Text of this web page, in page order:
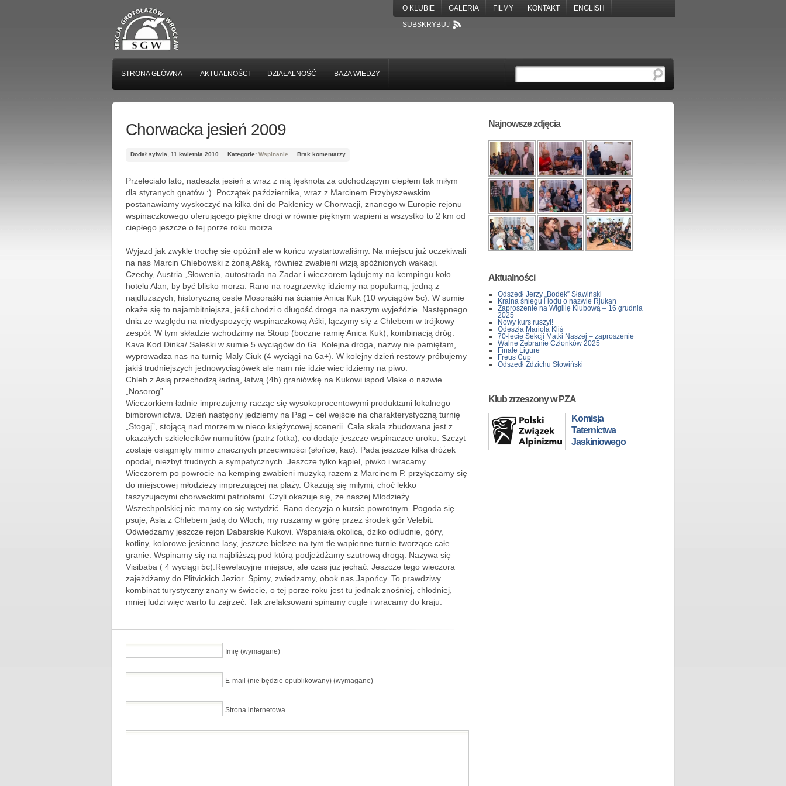
O KLUBIE GALERIA FILMY KONTAKT
ENGLISH
SUBSKRYBUJ
STRONA GŁÓWNA AKTUALNOŚCI DZIAŁALNOŚĆ BAZA WIEDZY
Chorwacka jesień 2009
Dodał sylwia, 11 kwietnia 2010 Kategorie: Wspinanie Brak komentarzy
Przeleciało lato, nadeszła jesień a wraz z nią tęsknota za odchodzącym ciepłem tak miłym
dla styranych gnatów :). Początek października, wraz z Marcinem Przybyszewskim
postanawiamy wyskoczyć na kilka dni do Paklenicy w Chorwacji, znanego w Europie rejonu
wspinaczkowego oferującego piękne drogi w równie pięknym wapieni a wszystko to 2 km od
ciepłego jeszcze o tej porze roku morza.
Wyjazd jak zwykle trochę sie opóźnił ale w końcu wystartowaliśmy. Na miejscu już oczekiwali
na nas Marcin Chlebowski z żoną Aśką, również zwabieni wizją spóźnionych wakacji.
Czechy, Austria ,Słowenia, autostrada na Zadar i wieczorem lądujemy na kempingu koło
hotelu Alan, by być blisko morza. Rano na rozgrzewkę idziemy na popularną, jedną z
najdłuższych, historyczną ceste Mosoraśki na ścianie Anica Kuk (10 wyciągów 5c). W sumie
okaże się to najambitniejsza, jeśli chodzi o długość droga na naszym wyjeździe. Następnego
dnia ze względu na niedyspozycję wspinaczkową Aśki, łączymy się z Chlebem w trójkowy
zespół. W tym składzie wchodzimy na Stoup (boczne ramię Anica Kuk), kombinacją dróg:
Kava Kod Dinka/ Saleśki w sumie 5 wyciągów do 6a. Kolejna droga, nazwy nie pamiętam,
wyprowadza nas na turnię Maly Ciuk (4 wyciągi na 6a+). W kolejny dzień restowy próbujemy
jakiś trudniejszych jednowyciagówek ale nam nie idzie wiec idziemy na piwo.
Chleb z Asią przechodzą ładną, łatwą (4b) graniówkę na Kukowi ispod Vlake o nazwie
„Nosorog”.
Wieczorkiem ładnie imprezujemy racząc się wysokoprocentowymi produktami lokalnego
bimbrownictwa. Dzień następny jedziemy na Pag – cel wejście na charakterystyczną turnię
„Stogaj”, stojącą nad morzem w nieco księżycowej scenerii. Cała skała zbudowana jest z
okazałych szkielecików numulitów (patrz fotka), co dodaje jeszcze wspinaczce uroku. Szczyt
zostaje osiągnięty mimo znacznych przeciwności (słońce, kac). Pada jeszcze kilka dróżek
opodal, niezbyt trudnych a sympatycznych. Jeszcze tylko kąpiel, piwko i wracamy.
Wieczorem po powrocie na kemping zwabieni muzyką razem z Marcinem P. przyłączamy się
do miejscowej młodzieży imprezującej na plaży. Okazują się miłymi, choć lekko
faszyzujacymi chorwackimi patriotami. Czyli okazuje się, że naszej Młodzieży
Wszechpolskiej nie mamy co się wstydzić. Rano decyzja o kursie powrotnym. Pogoda się
psuje, Asia z Chlebem jadą do Włoch, my ruszamy w górę przez środek gór Velebit.
Odwiedzamy jeszcze rejon Dabarskie Kukovi. Wspaniała okolica, dziko odludnie, góry,
kotliny, kolorowe jesienne lasy, jeszcze bielsze na tym tle wapienne turnie tworzące całe
granie. Wspinamy się na najbliższą pod którą podjeżdżamy szutrową drogą. Nazywa się
Visibaba ( 4 wyciągi 5c).Rewelacyjne miejsce, ale czas juz jechać. Jeszcze tego wieczora
zajeżdżamy do Plitvickich Jezior. Śpimy, zwiedzamy, obok nas Japońcy. To prawdziwy
kombinat turystyczny znany w świecie, o tej porze roku jest tu jednak znośniej, chłodniej,
mniej ludzi więc warto tu zajrzeć. Tak zrelaksowani spinamy cugle i wracamy do kraju.
Imię (wymagane)
E-mail (nie będzie opublikowany) (wymagane)
Strona internetowa
Najnowsze zdjęcia
Aktualności
Odszedł Jerzy „Bodek” Sławiński
Kraina śniegu i lodu o nazwie Rjukan
Zaproszenie na Wigilię Klubową – 16 grudnia
2025
Nowy kurs ruszył!
Odeszła Mariola Kliś
70-lecie Sekcji Matki Naszej – zaproszenie
Walne Zebranie Członków 2025
Finale Ligure
Freus Cup
Odszedł Zdzichu Słowiński
Klub zrzeszony w PZA
Komisja
Taternictwa
Jaskiniowego